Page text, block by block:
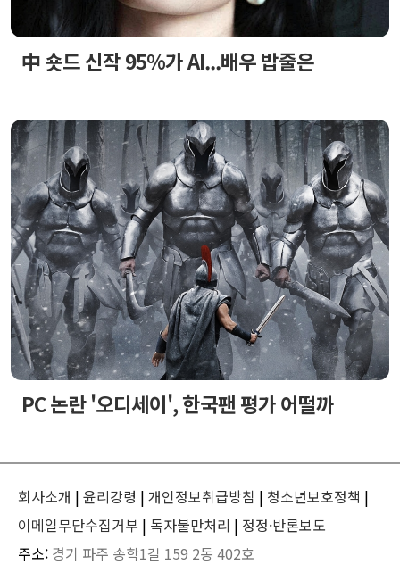
中 숏드 신작 95%가 AI...배우 밥줄은
PC 논란 '오디세이', 한국팬 평가 어떨까
회사소개 | 윤리강령 | 개인정보취급방침 | 청소년보호정책 |
이메일무단수집거부 | 독자불만처리 | 정정·반론보도
주소: 경기 파주 송학1길 159 2동 402호